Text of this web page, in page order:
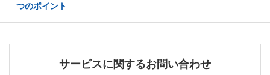
つのポイント
サービスに関するお問い合わせ